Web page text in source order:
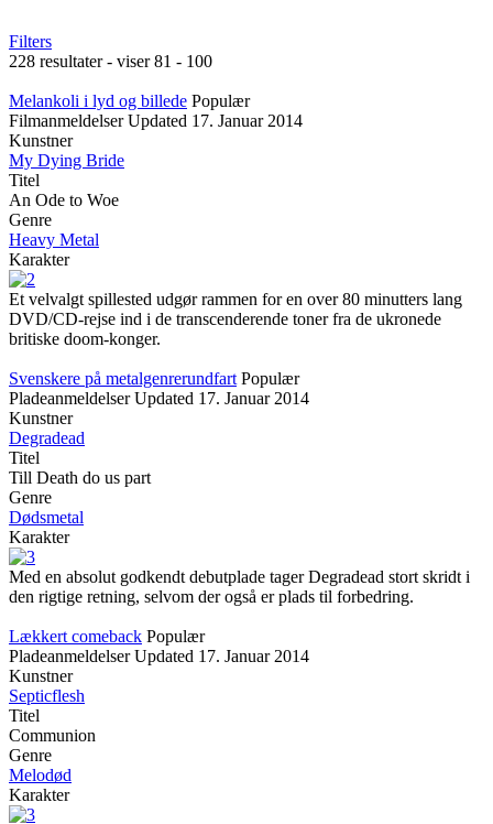
Filters
228 resultater - viser 81 - 100
Melankoli i lyd og billede Populær
Filmanmeldelser Updated 17. Januar 2014
Kunstner
My Dying Bride
Titel
An Ode to Woe
Genre
Heavy Metal
Karakter
Et velvalgt spillested udgør rammen for en over 80 minutters lang
DVD/CD-rejse ind i de transcenderende toner fra de ukronede
britiske doom-konger.
Svenskere på metalgenrerundfart Populær
Pladeanmeldelser Updated 17. Januar 2014
Kunstner
Degradead
Titel
Till Death do us part
Genre
Dødsmetal
Karakter
Med en absolut godkendt debutplade tager Degradead stort skridt i
den rigtige retning, selvom der også er plads til forbedring.
Lækkert comeback Populær
Pladeanmeldelser Updated 17. Januar 2014
Kunstner
Septicflesh
Titel
Communion
Genre
Melodød
Karakter